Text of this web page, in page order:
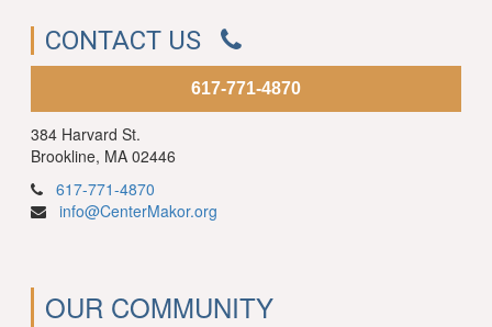
CONTACT US
617-771-4870
384 Harvard St.
Brookline, MA 02446
617-771-4870
info@CenterMakor.org
OUR COMMUNITY